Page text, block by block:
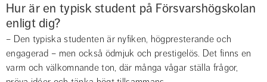
Hur är en typisk student på Försvarshögskolan
enligt dig?
– Den typiska studenten är nyfiken, högpresterande och
engagerad – men också ödmjuk och prestigelös. Det finns en
varm och välkomnande ton, där många vågar ställa frågor,